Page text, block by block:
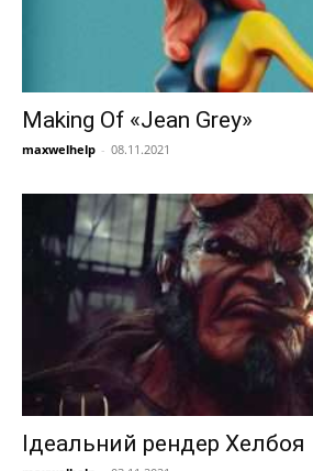
Making Of «Jean Grey»
maxwelhelp - 08.11.2021
Ідеальний рендер Хелбоя